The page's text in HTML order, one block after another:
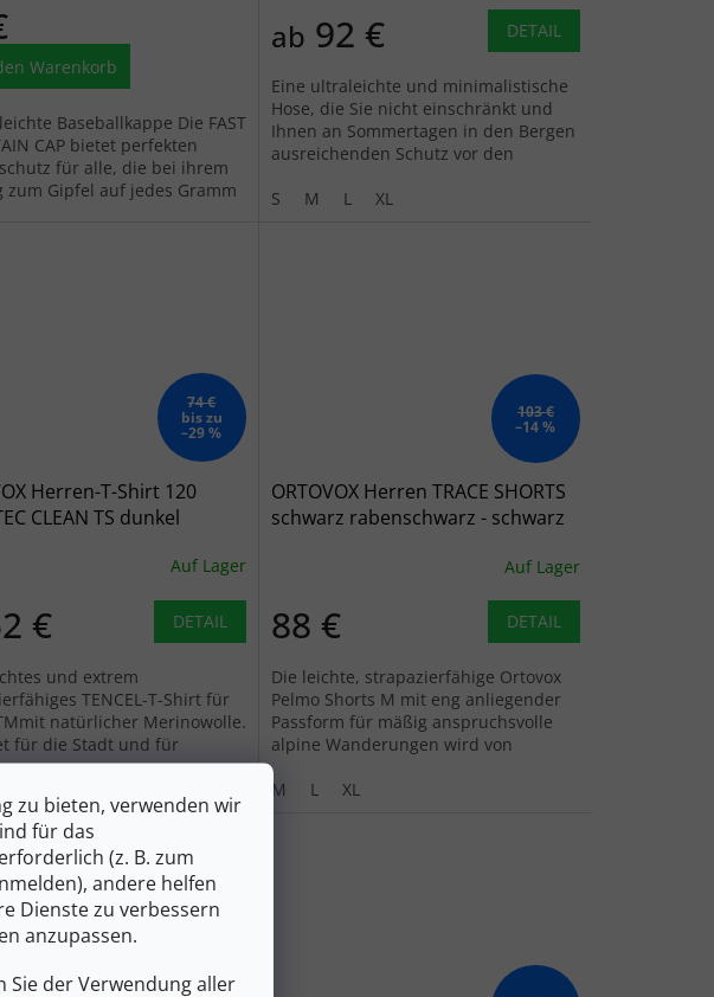
zu bieten, verwenden wir
für das
(z. B. zum
andere helfen
Dienste zu verbessern
anzupassen.
Sie der Verwendung aller
Warenkorb
Baseballkappe Die FAST
CAP bietet perfekten
für alle, die bei ihrem
zum Gipfel auf jedes Gramm
ab 92 € DETAIL
Eine ultraleichte und minimalistische
Hose, die Sie nicht einschränkt und
Ihnen an Sommertagen in den Bergen
ausreichenden Schutz vor den
S
M L XL
74 €
bis zu
–29 %
Herren-T-Shirt 120
CLEAN TS dunkel
Auf Lager
€ DETAIL
und extrem
TENCEL-T-Shirt für
natürlicher Merinowolle.
für die Stadt und für
in der größten Hitze.
103 €
–14 %
ORTOVOX Herren TRACE SHORTS
schwarz rabenschwarz - schwarz
Auf Lager
88 € DETAIL
Die leichte, strapazierfähige Ortovox
Pelmo Shorts M mit eng anliegender
Passform für mäßig anspruchsvolle
alpine Wanderungen wird von
Bergsteigern geliebt, weil sie ihnen...
M
L XL